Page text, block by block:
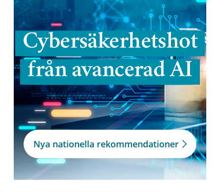
Cybersäkerhetshot
från avancerad AI
Nya nationella rekommendationer